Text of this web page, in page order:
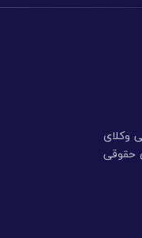
وکلای
حقوقی